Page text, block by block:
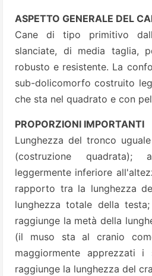
ASPETTO GENERALE DEL
Cane di tipo primitivo
slanciate, di media taglia,
robusto e resistente. La
sub-dolicomorfo costruito
che sta nel quadrato e con
PROPORZIONI IMPORTANTI
Lunghezza del tronco
(costruzione quadrata);
leggermente inferiore
rapporto tra la lunghezza
lunghezza totale della
raggiunge la metà della
(il muso sta al cranio
maggiormente apprezzati
raggiunge la lunghezza del